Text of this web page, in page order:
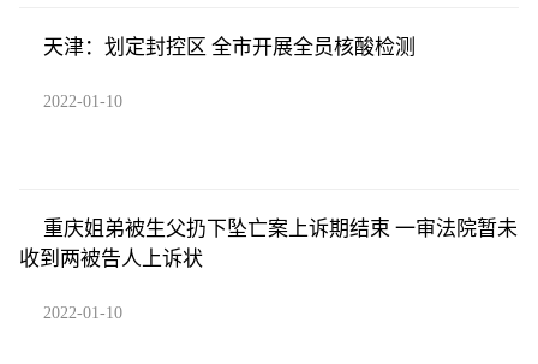
天津：划定封控区 全市开展全员核酸检测
2022-01-10
重庆姐弟被生父扔下坠亡案上诉期结束 一审法院暂未
收到两被告人上诉状
2022-01-10